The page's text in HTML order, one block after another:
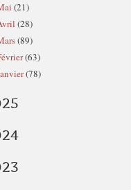
(21)
(28)
(89)
(63)
(78)